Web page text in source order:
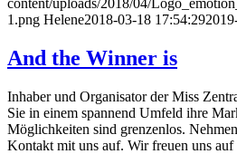
1.png Helene2018-03-18 17:54:29
And the Winner is
Inhaber und Organisator der Miss
Sie in einem spannend Umfeld ihre
Möglichkeiten sind grenzenlos.
Kontakt mit uns auf. Wir freuen uns auf